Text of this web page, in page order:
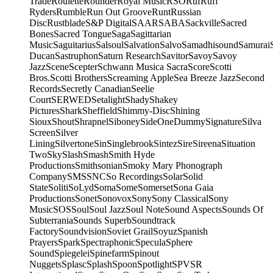
RydersRumbleRun Out GrooveRuntRussian
DiscRustbladeS&P DigitalSAARSABASackvilleSacred
BonesSacred TongueSagaSagittarian
MusicSaguitariusSalsoulSalvationSalvoSamadhisoundSamurai
DucanSastruphonSaturn ResearchSavitorSavoySavoy
JazzSceneScepterSchwann Musica SacraScoreScotti
Bros.Scotti BrothersScreaming AppleSea Breeze JazzSecond
RecordsSecretly CanadianSeelie
CourtSERWEDSetalightShadyShakey
PicturesSharkSheffieldShimmy-DiscShining
SiouxShoutShrapnelSiboneySideOneDummySignatureSilva
ScreenSilver
LiningSilvertoneSinSinglebrookSintezSireSireenaSituation
TwoSkySlashSmashSmith Hyde
ProductionsSmithsonianSmoky Mary Phonograph
CompanySMSSNCSo RecordingsSolarSolid
StateSolitiSoLydSomaSomeSomersetSona Gaia
ProductionsSonetSonovoxSonySony ClassicalSony
MusicSOSSoulSoul JazzSoul NoteSound AspectsSounds Of
SubterraniaSounds SuperbSoundtrack
FactorySoundvisionSoviet GrailSoyuzSpanish
PrayersSparkSpectraphonicSpeculaSphere
SoundSpiegeleiSpinefarmSpinout
NuggetsSplascSplashSpoonSpotlightSPVSR